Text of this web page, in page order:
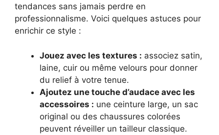
tendances sans jamais perdre en
professionnalisme. Voici quelques astuces pour
enrichir ce style :
Jouez avec les textures : associez satin,
laine, cuir ou même velours pour donner
du relief à votre tenue.
Ajoutez une touche d’audace avec les
accessoires : une ceinture large, un sac
original ou des chaussures colorées
peuvent réveiller un tailleur classique.